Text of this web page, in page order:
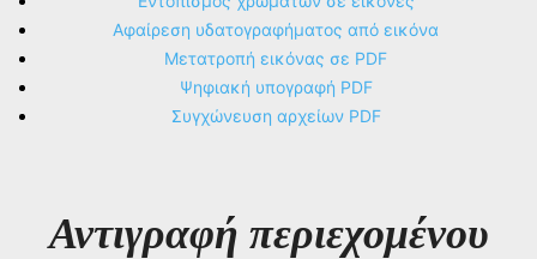
Αφαίρεση υδατογραφήματος από εικόνα
Μετατροπή εικόνας σε PDF
Ψηφιακή υπογραφή PDF
Συγχώνευση αρχείων PDF
Αντιγραφή περιεχομένου